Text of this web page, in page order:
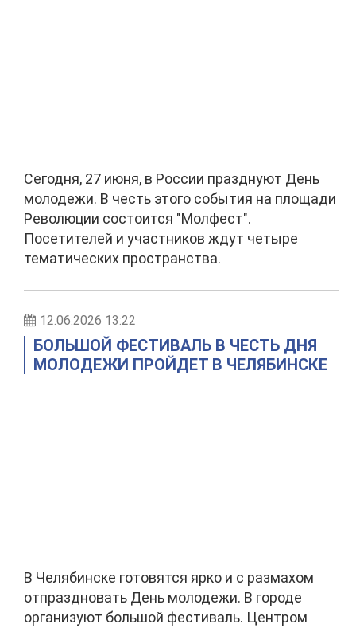
Сегодня, 27 июня, в России празднуют День
молодежи. В честь этого события на площади
Революции состоится "Молфест".
Посетителей и участников ждут четыре
тематических пространства.
12.06.2026 13:22
БОЛЬШОЙ ФЕСТИВАЛЬ В ЧЕСТЬ ДНЯ
МОЛОДЕЖИ ПРОЙДЕТ В ЧЕЛЯБИНСКЕ
В Челябинске готовятся ярко и с размахом
отпраздновать День молодежи. В городе
организуют большой фестиваль. Центром